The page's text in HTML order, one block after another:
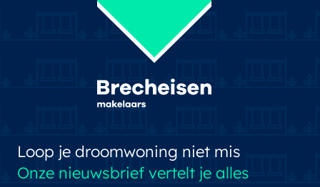
Loop je droomwoning niet mis
Onze nieuwsbrief vertelt je alles